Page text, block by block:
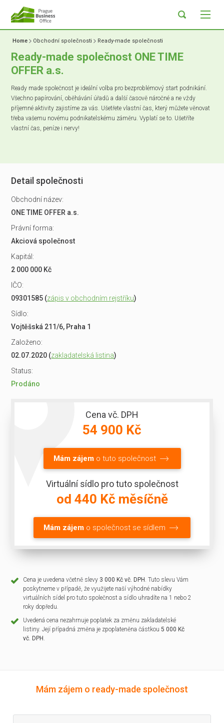
Home Obchodní společnosti Ready-made společnosti
Ready-made společnost ONE TIME
OFFER a.s.
Ready made společnost je ideální volba pro bezproblémový start podnikání.
Všechno papírování, oběhávání úřadů a další časově náročné a ne vždy
příjemné aktivity zajistíme za vás. Ušetřete vlastní čas, který můžete věnovat
třeba vašemu novému podnikatelskému záměru. Vyplatí se to. Ušetříte
vlastní čas, peníze i nervy!
Detail společnosti
Obchodní název:
ONE TIME OFFER a.s.
Právní forma:
Akciová společnost
Kapitál:
2 000 000 Kč
IČO:
09301585 (zápis v obchodním rejstříku)
Sídlo:
Vojtěšská 211/6, Praha 1
Založeno:
02.07.2020 (zakladatelská listina)
Status:
Prodáno
Cena vč. DPH
54 900 Kč
Mám zájemo tuto společnost
Virtuální sídlo pro tuto společnost
od 440 Kč měsíčně
Mám zájem o společnost se sídlem
Cena je uvedena včetně slevy 3 000 Kč vč. DPH . Tuto slevu Vám
poskytneme v případě, že využijete naší výhodné nabídky
virtuálních sídel pro tuto společnost a sídlo uhradíte na 1 nebo 2
roky dopředu.
Uvedená cena nezahrnuje poplatek za změnu zakladatelské
listiny. Její případná změna je zpoplateněna částkou5 000 Kč
vč. DPH .
Mám zájem o ready-made společnost